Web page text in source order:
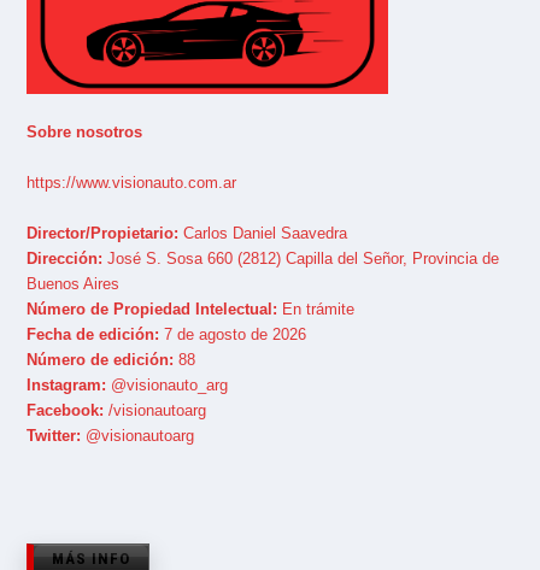
Sobre nosotros
https://www.visionauto.com.ar
Director/Propietario: Carlos Daniel Saavedra
Dirección: José S. Sosa 660 (2812) Capilla del Señor, Provincia de
Buenos Aires
Número de Propiedad Intelectual: En trámite
Fecha de edición: 7 de agosto de 2026
Número de edición: 88
Instagram: @visionauto_arg
Facebook: /visionautoarg
Twitter: @visionautoarg
MÁS INFO